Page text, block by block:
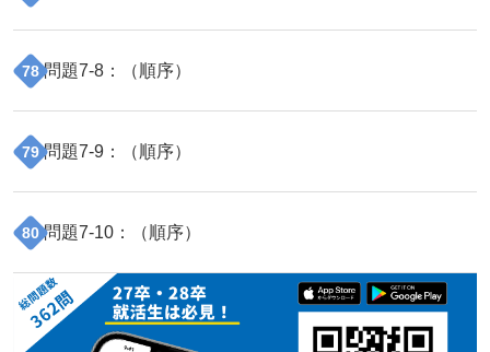
78 問題7-8 ：（順序）
79 問題7-9 ：（順序）
80 問題7-10 ：（順序）